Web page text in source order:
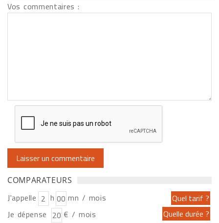
Vos commentaires :
COMPARATEURS
J'appelle h
mn / mois
Je dépense
€ / mois